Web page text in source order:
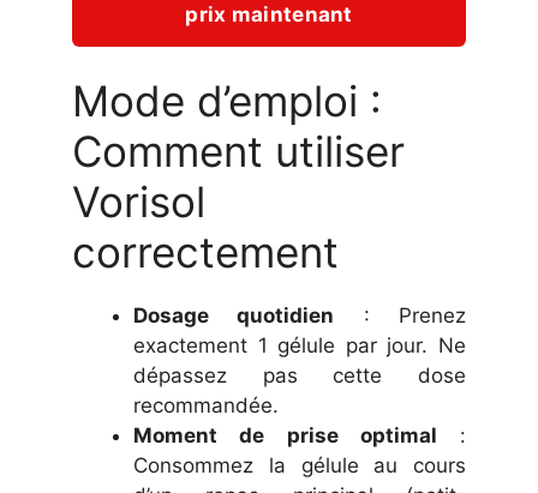
prix maintenant
Mode d’emploi :
Comment utiliser
Vorisol
correctement
Dosage quotidien : Prenez
exactement 1 gélule par jour. Ne
dépassez pas cette dose
recommandée.
Moment de prise optimal :
Consommez la gélule au cours